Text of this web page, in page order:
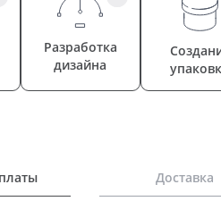
Разработка
дизайна
Доставка